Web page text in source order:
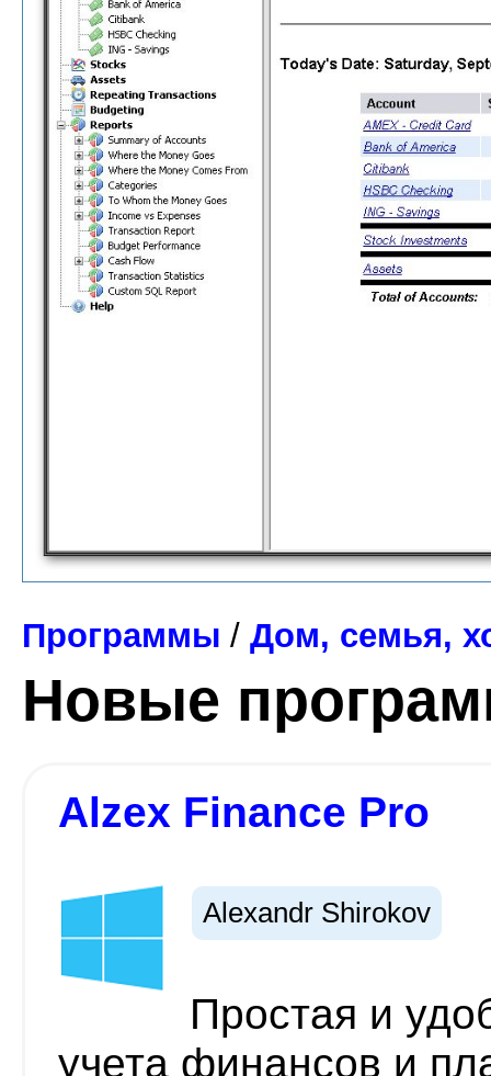
Программы / Дом, семья,
Новые
Alzex Finance Pro
Alexandr Shirokov
Простая и
учета финансов и